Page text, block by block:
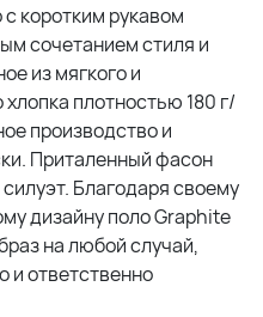
коротким рукавом
сочетанием стиля и
из мягкого и
плотностью 180 г/
производство и
Приталенный фасон
Благодаря своему
дизайну поло Graphite
на любой случай,
и ответственно